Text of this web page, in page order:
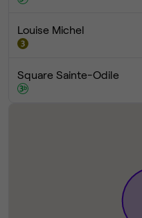
Louise Michel
Square Sainte-Odile